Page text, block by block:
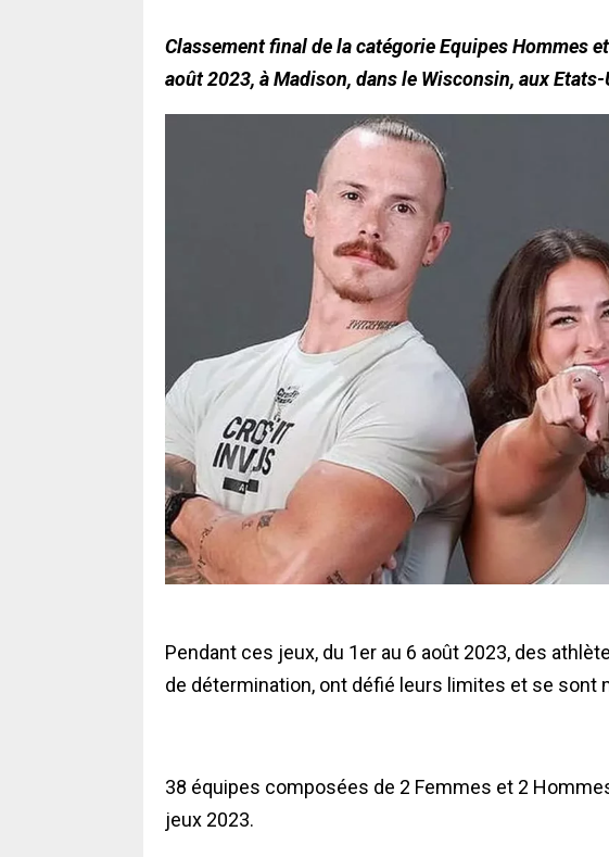
Classement final de la catégorie Equipes Hommes
août 2023, à Madison, dans le Wisconsin, aux
Pendant ces jeux, du 1er au 6 août 2023, des
de détermination, ont défié leurs limites et se sont
38 équipes composées de 2 Femmes et 2
jeux 2023.